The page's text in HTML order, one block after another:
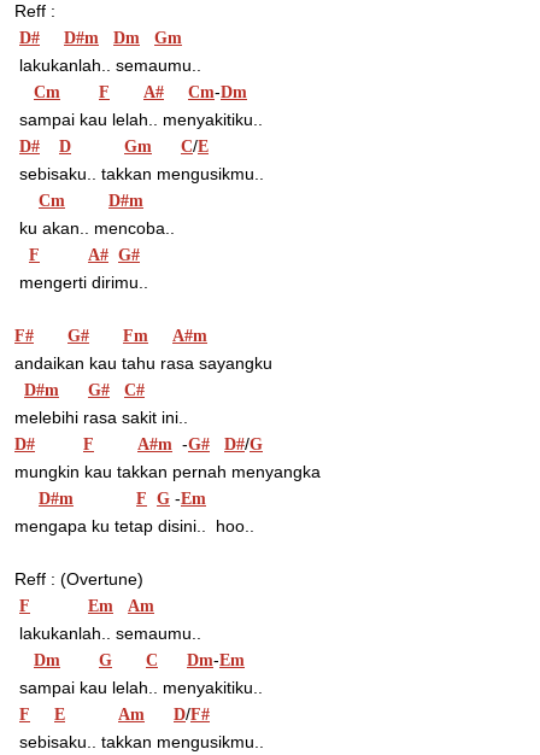
Reff :
D# D#m Dm Gm
lakukanlah.. semaumu..
Cm F A# Cm-Dm
sampai kau lelah.. menyakitiku..
D# D Gm C/E
sebisaku.. takkan mengusikmu..
Cm D#m
ku akan.. mencoba..
F A# G#
mengerti dirimu..
F# G# Fm A#m
andaikan kau tahu rasa sayangku
D#m G# C#
melebihi rasa sakit ini..
D# F A#m
  -
G# D#/G
mungkin kau takkan pernah menyangka
D#m F G -Em
mengapa ku tetap disini..  hoo..
Reff : (Overtune)
F Em Am
lakukanlah.. semaumu..
Dm G C Dm-Em
sampai kau lelah.. menyakitiku..
F E Am D/F#
sebisaku.. takkan mengusikmu..